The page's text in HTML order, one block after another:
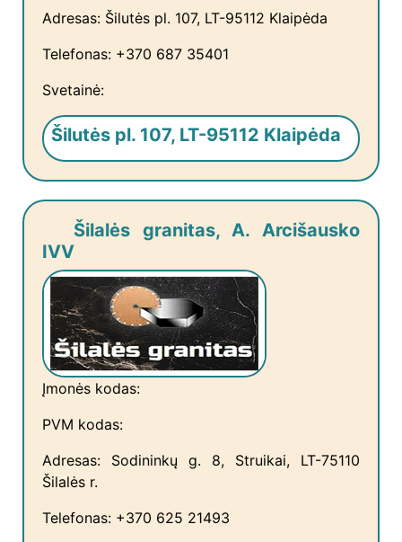
Adresas: Šilutės pl. 107, LT-95112 Klaipėda
Telefonas: +370 687 35401
Svetainė:
Šilutės pl. 107, LT-95112 Klaipėda
Šilalės granitas, A. Arcišausko
IVV
Įmonės kodas:
PVM kodas:
Adresas: Sodininkų g. 8, Struikai, LT-75110
Šilalės r.
Telefonas: +370 625 21493